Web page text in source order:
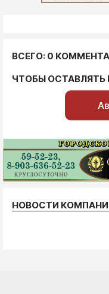
ВСЕГО: 0
ЧТОБЫ
НОВОСТИ